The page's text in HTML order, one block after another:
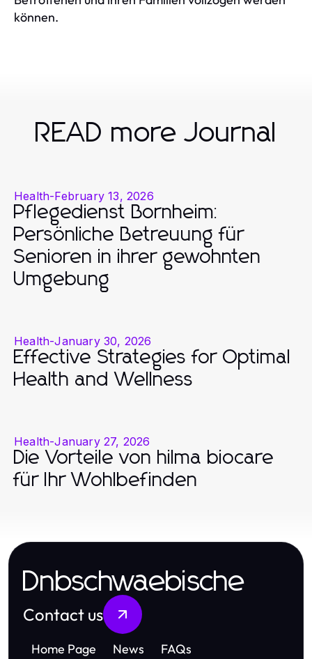
können.
READ more Journal
Health-February 13, 2026
Pflegedienst Bornheim:
Persönliche Betreuung für
Senioren in ihrer gewohnten
Umgebung
Health-January 30, 2026
Effective Strategies for Optimal
Health and Wellness
Health-January 27, 2026
Die Vorteile von hilma biocare
für Ihr Wohlbefinden
Dnbschwaebische
Contact us
Home Page News FAQs